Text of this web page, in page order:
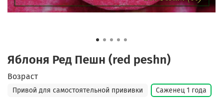
Яблоня Ред Пешн (red peshn)
Возраст
Привой для самостоятельной прививки
Саженец 1 года